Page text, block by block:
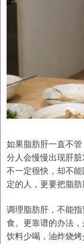
如果脂肪肝一直不
分人会慢慢出现肝
不一定很快，却不
定的人，更要把脂肪
调理脂肪肝，不能
食。更靠谱的办法
饮料少喝，油炸烧